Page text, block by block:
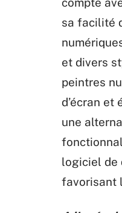
sa facilité
et divers
peintres
d’écran et
une
logiciel de
favorisant